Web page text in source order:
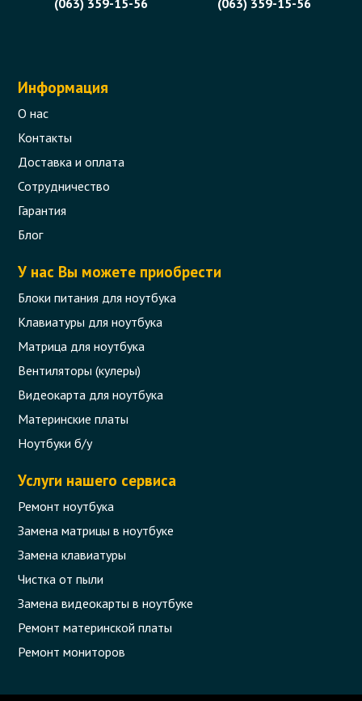
Информация
О нас
Контакты
Доставка и оплата
Сотрудничество
Гарантия
Блог
У нас Вы можете приобрести
Блоки питания для ноутбука
Клавиатуры для ноутбука
Матрица для ноутбука
Вентиляторы (кулеры)
Видеокарта для ноутбука
Материнские платы
Ноутбуки б/у
Услуги нашего сервиса
Ремонт ноутбука
Замена матрицы в ноутбуке
Замена клавиатуры
Чистка от пыли
Замена видеокарты в ноутбуке
Ремонт материнской платы
Ремонт мониторов